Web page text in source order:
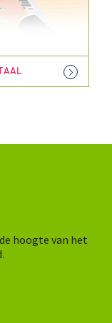
hoogte van het